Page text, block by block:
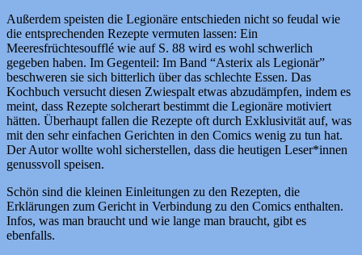
Außerdem speisten die Legionäre entschieden nicht so feudal wie
die entsprechenden Rezepte vermuten lassen: Ein
Meeresfrüchtesoufflé wie auf S. 88 wird es wohl schwerlich
gegeben haben. Im Gegenteil: Im Band “Asterix als Legionär”
beschweren sie sich bitterlich über das schlechte Essen. Das
Kochbuch versucht diesen Zwiespalt etwas abzudämpfen, indem es
meint, dass Rezepte solcherart bestimmt die Legionäre motiviert
hätten. Überhaupt fallen die Rezepte oft durch Exklusivität auf, was
mit den sehr einfachen Gerichten in den Comics wenig zu tun hat.
Der Autor wollte wohl sicherstellen, dass die heutigen Leser*innen
genussvoll speisen.
Schön sind die kleinen Einleitungen zu den Rezepten, die
Erklärungen zum Gericht in Verbindung zu den Comics enthalten.
Infos, was man braucht und wie lange man braucht, gibt es
ebenfalls.